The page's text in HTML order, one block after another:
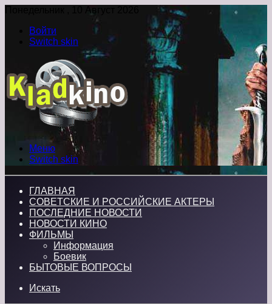
Понедельник , 10 Август 2026
Войти
Switch skin
Меню
Switch skin
ГЛАВНАЯ
СОВЕТСКИЕ И РОССИЙСКИЕ АКТЕРЫ
ПОСЛЕДНИЕ НОВОСТИ
НОВОСТИ КИНО
ФИЛЬМЫ
Информация
Боевик
БЫТОВЫЕ ВОПРОСЫ
Искать